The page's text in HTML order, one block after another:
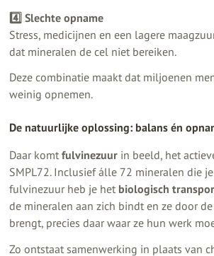
4️⃣ Slechte opname
Stress, medicijnen en een lagere
dat mineralen de cel niet bereiken.
Deze combinatie maakt dat miljoenen
weinig opnemen.
De natuurlijke oplossing: balans én
Daar komt fulvinezuur in beeld, het
SMPL72. Inclusief álle 72 mineralen die
fulvinezuur heb je het biologisch
de mineralen aan zich bindt en ze door
brengt, precies daar waar ze hun werk
Zo ontstaat samenwerking in plaats van